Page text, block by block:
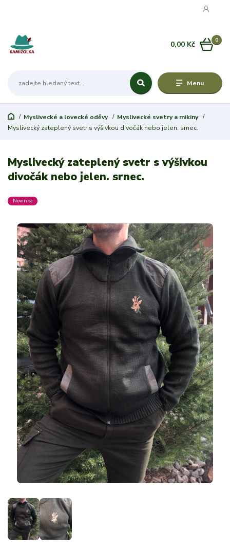
Menu
0
0,00 Kč
Myslivecké a lovecké oděvy
Myslivecké svetry a mikiny
Myslivecký zateplený svetr s výšivkou divočák nebo jelen. srnec.
Myslivecký zateplený svetr s výšivkou
divočák nebo jelen. srnec.
Novinka